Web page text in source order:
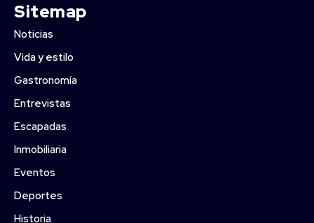
Sitemap
Noticias
Vida y estilo
Gastronomía
Entrevistas
Escapadas
Inmobiliaria
Eventos
Deportes
Historia